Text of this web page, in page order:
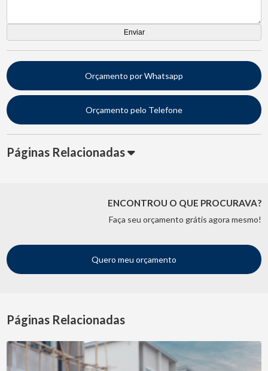
Orçamento por Whatsapp
Orçamento pelo Telefone
Páginas Relacionadas
ENCONTROU O QUE PROCURAVA?
Faça seu orçamento grátis agora mesmo!
Quero meu orçamento
Páginas Relacionadas